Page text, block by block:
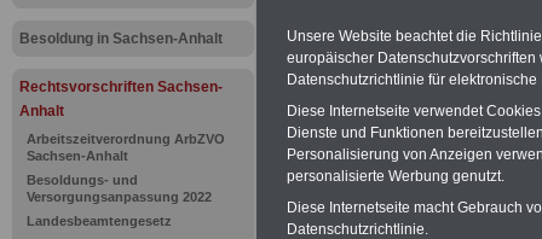
Besoldung in Sachsen-Anhalt
Rechtsvorschriften Sachsen-
Anhalt
Arbeitszeitverordnung ArbZVO
Sachsen-Anhalt
Besoldungs- und
Versorgungsanpassung 2022
Landesbeamtengesetz
Sachsen-
Unsere Website beachtet die
europäischer
Datenschutzrichtlinie für
Diese Internetseite verwendet
Dienste und Funktionen
Personalisierung von Anzeigen
personalisierte Werbung genutzt.
Diese Internetseite macht Gebrauch
Datenschutzrichtlinie.